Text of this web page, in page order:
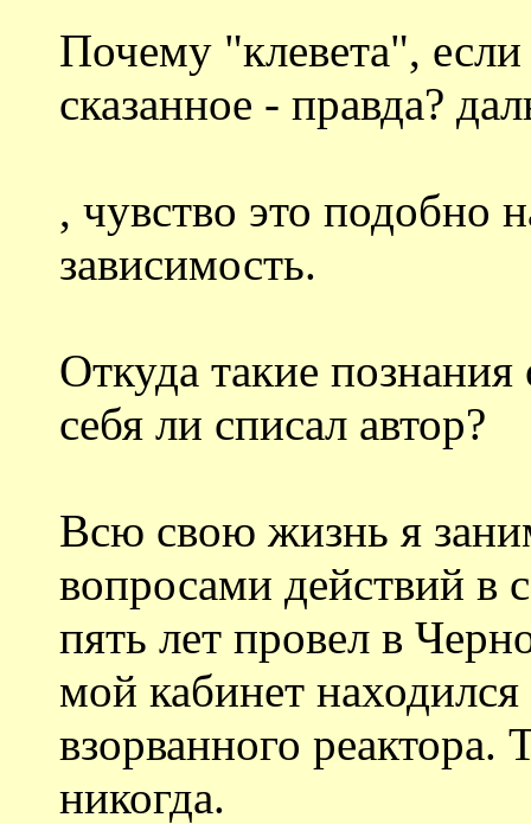
Почему "клевета",
сказанное - правда?
, чувство это подобно
зависимость.
Откуда такие
себя ли списал автор?
Всю свою жизнь я
вопросами действий в
пять лет провел в
мой кабинет
взорванного реактора.
никогда.